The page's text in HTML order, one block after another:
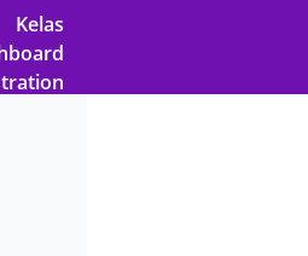
Kelas